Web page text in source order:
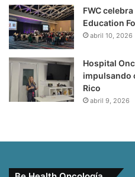
FWC
Education
abril 10, 2026
Hospital
impulsando
Rico
abril 9, 2026